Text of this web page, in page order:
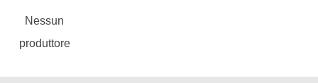
Nessun
produttore